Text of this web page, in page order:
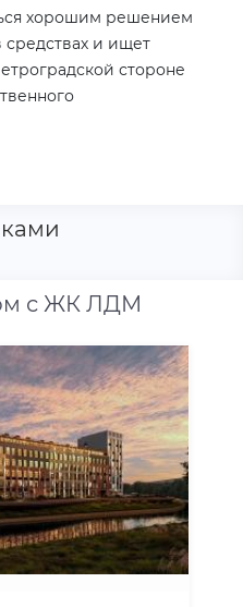
хорошим решением
средствах и ищет
стороне
с ЖК ЛДМ